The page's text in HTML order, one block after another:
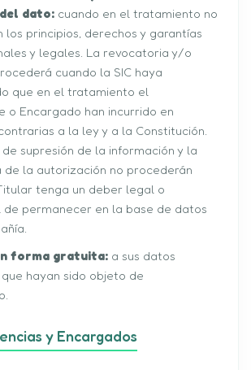
dato: cuando en el tratamiento no
los principios, derechos y garantías
y legales. La revocatoria y/o
cuando la SIC haya
que en el tratamiento el
o Encargado han incurrido en
a la ley y a la Constitución.
supresión de la información y la
de la autorización no procederán
tenga un deber legal o
permanecer en la base de datos
forma gratuita: a sus datos
hayan sido objeto de
y Encargados